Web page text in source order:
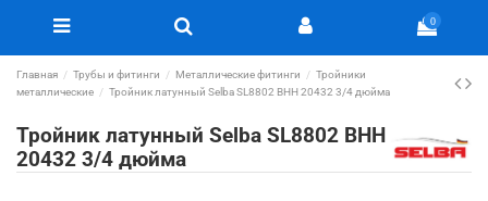
0
Главная Трубы и фитинги Металлические фитинги
Тройники
металлические
Тройник латунный Selba SL8802 ВНН 20432 3/4 дюйма
Тройник латунный Selba SL8802 ВНН
20432 3/4 дюйма